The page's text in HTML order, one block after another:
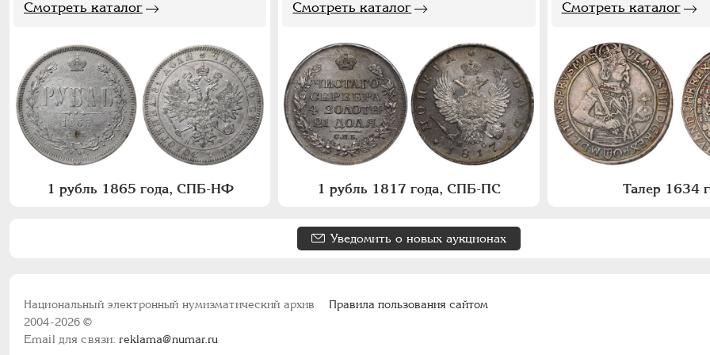
Смотреть каталог
1 рубль 1865 года, СПБ-НФ
Смотреть каталог
1 рубль 1817 года, СПБ-ПС
Смотреть каталог
Талер 1634
Уведомить о новых аукционах
Национальный электронный нумизматический архив
2004-2026 ©
Email для связи:reklama@numar.ru
Правила пользования сайтом